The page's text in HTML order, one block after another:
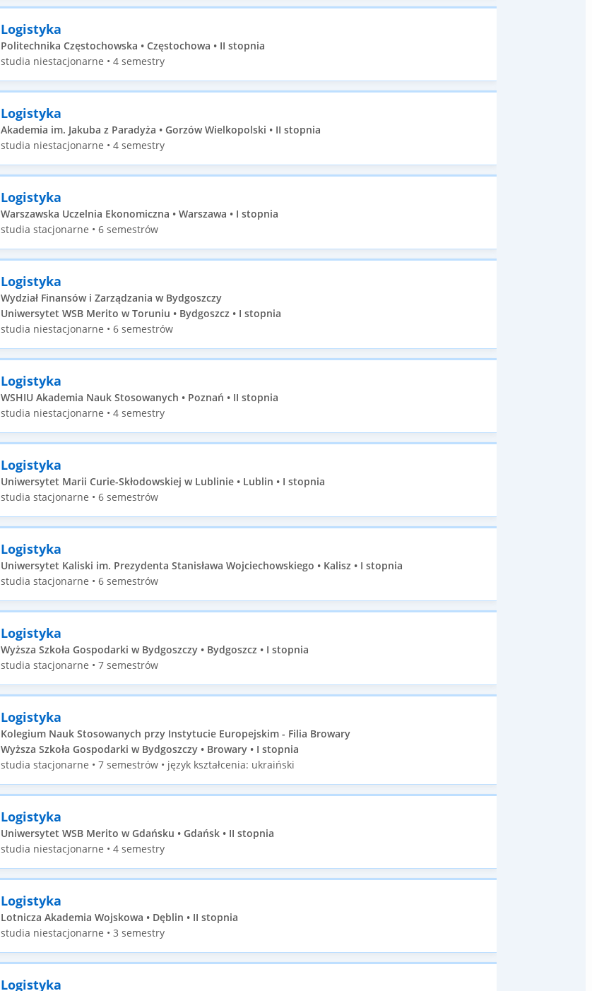
Logistyka
Politechnika Częstochowska • Częstochowa • II stopnia
studia niestacjonarne • 4 semestry
Logistyka
Akademia im. Jakuba z Paradyża • Gorzów Wielkopolski • II stopnia
studia niestacjonarne • 4 semestry
Logistyka
Warszawska Uczelnia Ekonomiczna • Warszawa • I stopnia
studia stacjonarne • 6 semestrów
Logistyka
Wydział Finansów i Zarządzania w Bydgoszczy
Uniwersytet WSB Merito w Toruniu • Bydgoszcz • I stopnia
studia niestacjonarne • 6 semestrów
Logistyka
WSHIU Akademia Nauk Stosowanych • Poznań • II stopnia
studia niestacjonarne • 4 semestry
Logistyka
Uniwersytet Marii Curie-Skłodowskiej w Lublinie • Lublin • I stopnia
studia stacjonarne • 6 semestrów
Logistyka
Uniwersytet Kaliski im. Prezydenta Stanisława Wojciechowskiego • Kalisz • I stopnia
studia stacjonarne • 6 semestrów
Logistyka
Wyższa Szkoła Gospodarki w Bydgoszczy • Bydgoszcz • I stopnia
studia stacjonarne • 7 semestrów
Logistyka
Kolegium Nauk Stosowanych przy Instytucie Europejskim - Filia Browary
Wyższa Szkoła Gospodarki w Bydgoszczy • Browary • I stopnia
studia stacjonarne • 7 semestrów • język kształcenia: ukraiński
Logistyka
Uniwersytet WSB Merito w Gdańsku • Gdańsk • II stopnia
studia niestacjonarne • 4 semestry
Logistyka
Lotnicza Akademia Wojskowa • Dęblin • II stopnia
studia niestacjonarne • 3 semestry
Logistyka